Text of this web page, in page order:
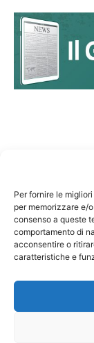
Per fornire le
per memorizzare e/
consenso a queste
comportamento di
acconsentire o
caratteristiche e